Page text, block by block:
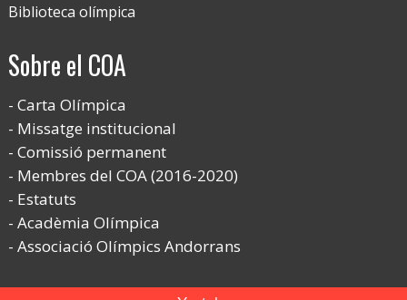
Biblioteca olímpica
Sobre el COA
Carta Olímpica
Missatge institucional
Comissió permanent
Membres del COA (2016-2020)
Estatuts
Acadèmia Olímpica
Associació Olímpics Andorrans